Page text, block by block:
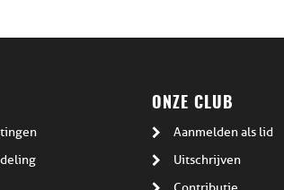
ONZE CLUB
Aanmelden als lid
Uitschrijven